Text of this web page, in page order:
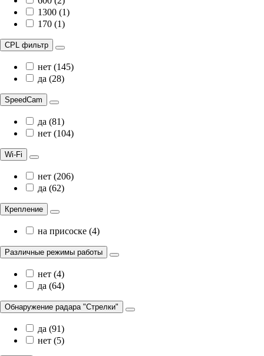
1300 (1)
170 (1)
CPL фильтр
нет (145)
да (28)
SpeedCam
да (81)
нет (104)
Wi-Fi
нет (206)
да (62)
Крепление
на присоске (4)
Различные режимы работы
нет (4)
да (64)
Обнаружение радара "Стрелки"
да (91)
нет (5)